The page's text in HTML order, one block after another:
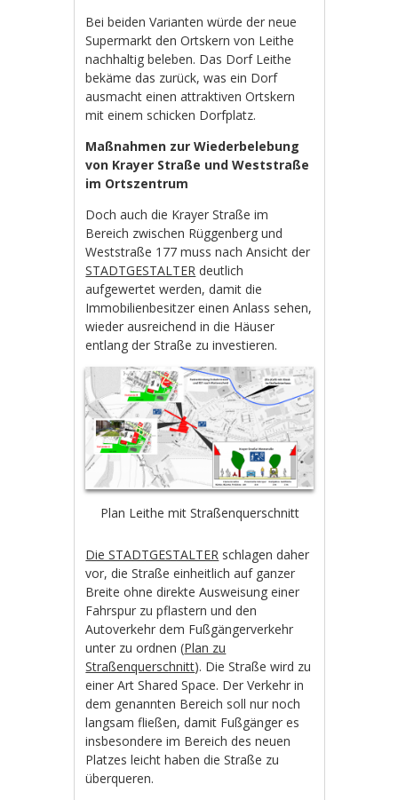
Bei beiden Varianten würde der neue
Supermarkt den Ortskern von Leithe
nachhaltig beleben. Das Dorf Leithe
bekäme das zurück, was ein Dorf
ausmacht einen attraktiven Ortskern
mit einem schicken Dorfplatz.
Maßnahmen zur Wiederbelebung
von Krayer Straße und Weststraße
im Ortszentrum
Doch auch die Krayer Straße im
Bereich zwischen Rüggenberg und
Weststraße 177 muss nach Ansicht der
STADTGESTALTER deutlich
aufgewertet werden, damit die
Immobilienbesitzer einen Anlass sehen,
wieder ausreichend in die Häuser
entlang der Straße zu investieren.
Plan Leithe mit Straßenquerschnitt
Die STADTGESTALTER schlagen daher
vor, die Straße einheitlich auf ganzer
Breite ohne direkte Ausweisung einer
Fahrspur zu pflastern und den
Autoverkehr dem Fußgängerverkehr
unter zu ordnen (Plan zu
Straßenquerschnitt). Die Straße wird zu
einer Art Shared Space. Der Verkehr in
dem genannten Bereich soll nur noch
langsam fließen, damit Fußgänger es
insbesondere im Bereich des neuen
Platzes leicht haben die Straße zu
überqueren.